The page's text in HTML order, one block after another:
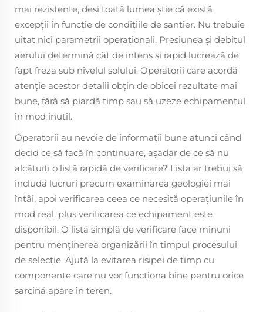
mai rezistente, deși toată lumea știe că există
excepții în funcție de condițiile de șantier. Nu trebuie
uitat nici parametrii operaționali. Presiunea și debitul
aerului determină cât de intens și rapid lucrează de
fapt freza sub nivelul solului. Operatorii care acordă
atenție acestor detalii obțin de obicei rezultate mai
bune, fără să piardă timp sau să uzeze echipamentul
în mod inutil.
Operatorii au nevoie de informații bune atunci când
decid ce să facă în continuare, așadar de ce să nu
alcătuiți o listă rapidă de verificare? Lista ar trebui să
includă lucruri precum examinarea geologiei mai
întâi, apoi verificarea ceea ce necesită operațiunile în
mod real, plus verificarea ce echipament este
disponibil. O listă simplă de verificare face minuni
pentru menținerea organizării în timpul procesului
de selecție. Ajută la evitarea risipei de timp cu
componente care nu vor funcționa bine pentru orice
sarcină apare în teren.